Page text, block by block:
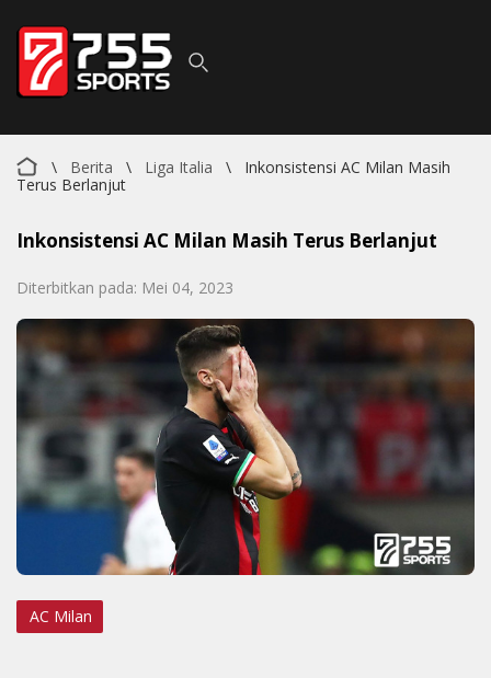
\ Berita \ Liga Italia \
Inkonsistensi AC Milan Masih
Terus Berlanjut
Inkonsistensi AC Milan Masih Terus Berlanjut
Diterbitkan pada: Mei 04, 2023
AC Milan